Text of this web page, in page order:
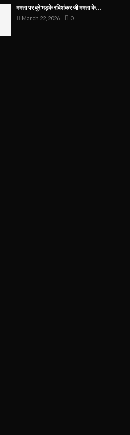
ममता पर बुरे भड़के रविशंकर जी ममता के...
March 22, 2026 0